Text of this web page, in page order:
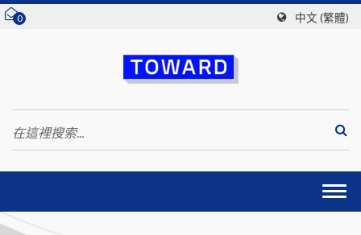
0 中文 (繁體)